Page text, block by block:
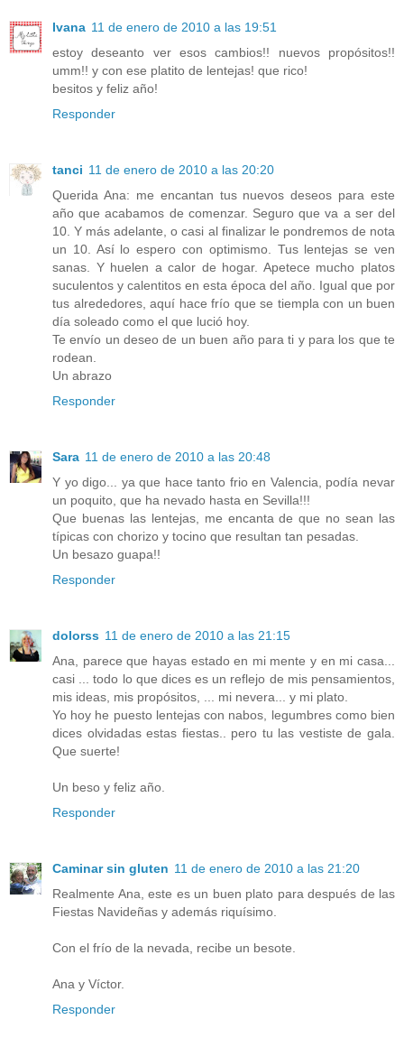
Ivana 11 de enero de 2010 a las 19:51
estoy deseanto ver esos cambios!! nuevos propósitos!!
umm!! y con ese platito de lentejas! que rico!
besitos y feliz año!
Responder
tanci 11 de enero de 2010 a las 20:20
Querida Ana: me encantan tus nuevos deseos para este
año que acabamos de comenzar. Seguro que va a ser del
10. Y más adelante, o casi al finalizar le pondremos de nota
un 10. Así lo espero con optimismo. Tus lentejas se ven
sanas. Y huelen a calor de hogar. Apetece mucho platos
suculentos y calentitos en esta época del año. Igual que por
tus alrededores, aquí hace frío que se tiempla con un buen
día soleado como el que lució hoy.
Te envío un deseo de un buen año para ti y para los que te
rodean.
Un abrazo
Responder
Sara 11 de enero de 2010 a las 20:48
Y yo digo... ya que hace tanto frio en Valencia, podía nevar
un poquito, que ha nevado hasta en Sevilla!!!
Que buenas las lentejas, me encanta de que no sean las
típicas con chorizo y tocino que resultan tan pesadas.
Un besazo guapa!!
Responder
dolorss 11 de enero de 2010 a las 21:15
Ana, parece que hayas estado en mi mente y en mi casa...
casi ... todo lo que dices es un reflejo de mis pensamientos,
mis ideas, mis propósitos, ... mi nevera... y mi plato.
Yo hoy he puesto lentejas con nabos, legumbres como bien
dices olvidadas estas fiestas.. pero tu las vestiste de gala.
Que suerte!
Un beso y feliz año.
Responder
Caminar sin gluten 11 de enero de 2010 a las 21:20
Realmente Ana, este es un buen plato para después de las
Fiestas Navideñas y además riquísimo.
Con el frío de la nevada, recibe un besote.
Ana y Víctor.
Responder